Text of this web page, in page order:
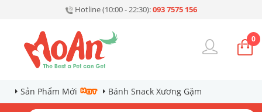
Hotline (10:00 - 22:30):093 7575 156
0
Sản Phẩm Mới Bánh Snack Xương Gặm